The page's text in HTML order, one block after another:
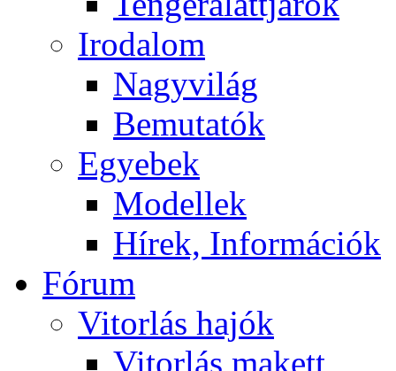
Irodalom
Nagyvilág
Bemutatók
Egyebek
Modellek
Hírek, Információk
Fórum
Vitorlás hajók
Vitorlás makett